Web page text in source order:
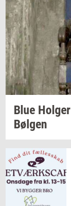
Blue Hol­ger
Bøl­gen